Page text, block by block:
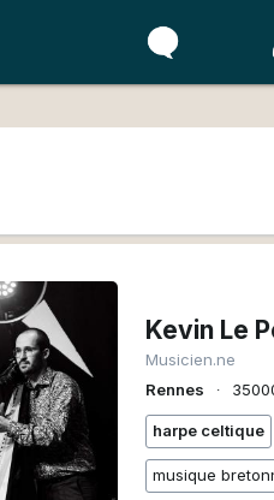
Musicien.ne
Rennes
∙
harpe celtique
musique